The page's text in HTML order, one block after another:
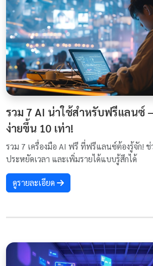
รวม 7 AI น่าใช้สำหรับฟรีแลนซ์
ง่ายขึ้น 10 เท่า!
รวม 7 เครื่องมือ AI ฟรี ที่ฟรีแลนซ์ต้องรู้จัก!
ประหยัดเวลา และเพิ่มรายได้แบบรู้สึกได้
ดูรายละเอียด